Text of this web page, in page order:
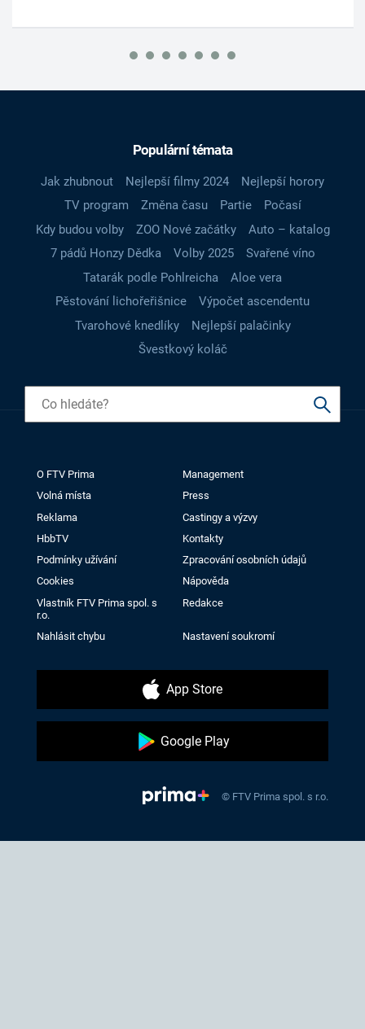
Populární témata
Jak zhubnout Nejlepší filmy 2024
Nejlepší horory
TV program
Změna času Partie
Počasí
Kdy budou volby
ZOO Nové začátky
Auto – katalog
7 pádů Honzy Dědka
Volby 2025
Svařené víno
Tatarák podle Pohlreicha
Aloe vera
Pěstování lichořeřišnice
Výpočet ascendentu
Tvarohové knedlíky
Nejlepší palačinky
Švestkový koláč
O FTV Prima
Management
Volná místa
Press
Reklama
Castingy a výzvy
HbbTV
Kontakty
Podmínky užívání
Zpracování osobních údajů
Cookies
Nápověda
Vlastník FTV Prima spol. s
r.o.
Redakce
Nahlásit chybu Nastavení soukromí
App Store
Google Play
© FTV Prima spol. s r.o.